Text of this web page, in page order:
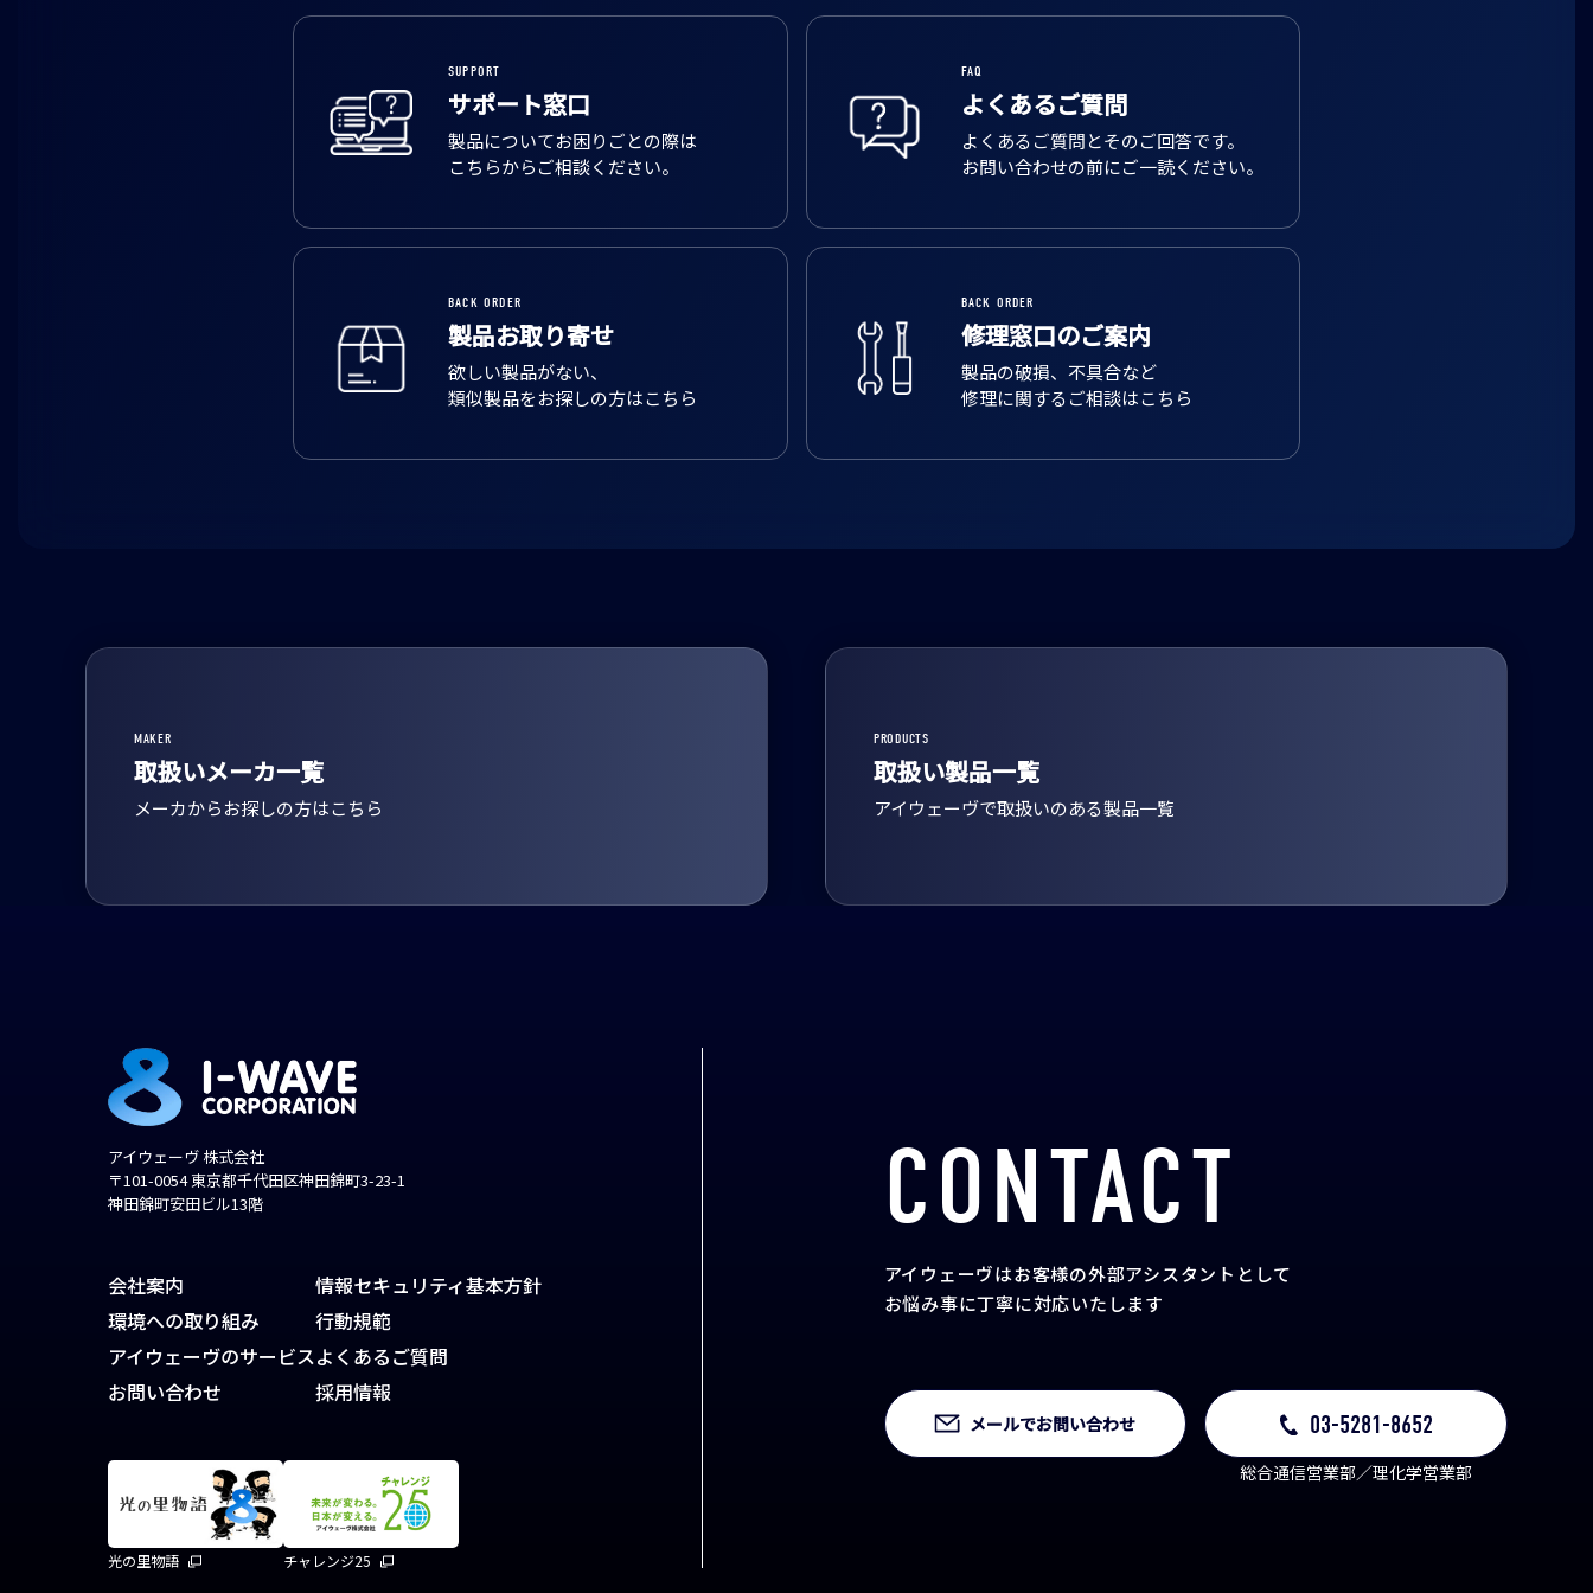
SUPPORT
サポート窓口
製品についてお困りごとの際は
こちらからご相談ください。
FAQ
よくあるご質問
よくあるご質問とそのご回答です。
BACK ORDER
製品お取り寄せ
欲しい製品がない、
BACK ORDER
修理窓口のご案内
製品の破損、不具合など
修理に関するご相談はこちら
MAKER
取扱いメーカ一覧
PRODUCTS
取扱い製品一覧
CONTACT
アイウェーヴはお客様の外部アシスタント
お悩み事に丁寧に対応いたします
03-5281-8652
アイウェーヴ 株式会社
〒101-0054 東京都千代田区神田錦町3-23-1
会社案内
環境への取り組み
アイウェーヴのサービス
お問い合わせ
情報セキュリティ基本方針
行動規範
よくあるご質問
採用情報